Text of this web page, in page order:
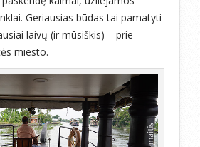
Geriausias būdas tai pamatyti
laivų (ir mūsiškis) – prie
miesto.